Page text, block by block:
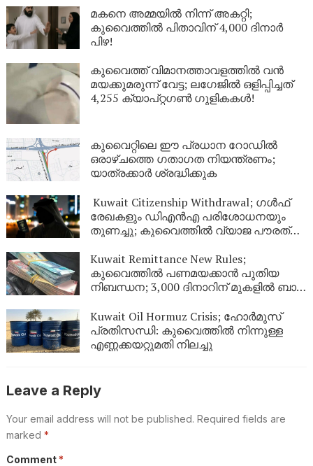
മകനെ അമ്മയിൽ നിന്ന് അകറ്റി;
കുവൈത്തിൽ പിതാവിന് 4,000 ദിനാർ
പിഴ!
കുവൈത്ത് വിമാനത്താവളത്തിൽ വൻ
മയക്കുമരുന്ന് വേട്ട; ലഗേജിൽ ഒളിപ്പിച്ചത്
4,255 ക്യാപ്റ്റഗൺ ഗുളികകൾ!
കുവൈറ്റിലെ ഈ പ്രധാന റോഡിൽ
ഒരാഴ്ചത്തെ ഗതാഗത നിയന്ത്രണം;
യാത്രക്കാർ ശ്രദ്ധിക്കുക
Kuwait Citizenship Withdrawal; ഗൾഫ്
രേഖകളും ഡിഎൻഎ പരിശോധനയും
തുണച്ചു; കുവൈത്തിൽ വ്യാജ പൗരത്വം
Kuwait Remittance New Rules;
കുവൈത്തിൽ പണമയക്കാൻ പുതിയ
നിബന്ധന; 3,000 ദിനാറിന് മുകളിൽ ബാങ്ക്
Kuwait Oil Hormuz Crisis; ഹോർമുസ്
പ്രതിസന്ധി: കുവൈത്തിൽ നിന്നുള്ള
എണ്ണക്കയറ്റുമതി നിലച്ചു
Leave a Reply
Your email address will not be published. Required fields are
marked *
Comment *